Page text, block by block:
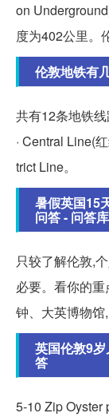
on
度为402公里。
伦敦地铁有
共有12条地铁
· Central Line(
trict Line。
暑假英国15
问答 - 问答库
只较了解伦敦,
必要。看你的
钟、大英博物馆
英国伦敦9
答
5-10 Zip Oyster